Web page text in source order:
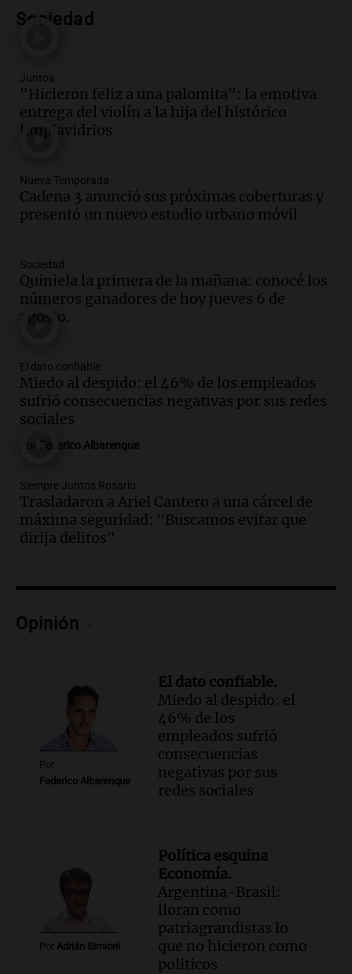
Episodios
"Buscamos evitar que dirija delitos"
Noticias Rosario
Episodios
Audio.Senado debatirá proyecto de
capítulo de tierras hoy a las 14 horas
Noticias
Episodios
vivo en Culiacán, Sinaloa
Panorama Federal
Episodios
Audio.
celular en Córdoba
Noticias
Episodios
Audio.
madres buscadoras en México en medio
Episodios
Audio.Tormentas y vientos intensos
afectan Santa Fe: recomendaciones para
Episodios
generan inconvenientes en Córdoba: un
Episodios
Audio.A 13 años de Salta 2141,
familiares mantienen vivo el reclamo de
memoria y justicia
Episodios
Los trabajadores de la Unión
Episodios
Audio. El Senado debate proyecto de
propiedad privada sin capítulo de tierras
desde las 14 horas
Panorama Federal
Sociedad
Juntos
"Hicieron feliz a una palomita": la emotiva
entrega del violín a la hija del histórico
limpiavidrios
Nueva Temporada
Cadena 3 anunció sus próximas coberturas y
presentó un nuevo estudio urbano móvil
Sociedad
Quiniela la primera de la mañana: conocé los
números ganadores de hoy jueves 6 de
agosto.
El dato confiable
Miedo al despido: el 46% de los empleados
sufrió consecuencias negativas por sus redes
sociales
Federico Albarenque
Siempre Juntos Rosario
Trasladaron a Ariel Cantero a una cárcel de
máxima seguridad: "Buscamos evitar que
dirija delitos"
Opinión
Por
Federico Albarenque
El dato confiable.
Miedo al despido: el
46% de los
empleados sufrió
consecuencias
negativas por sus
redes sociales
Por Adrián Simioni
Política esquina
Economía.
Argentina-Brasil:
lloran como
patriagrandistas lo
que no hicieron como
politicos